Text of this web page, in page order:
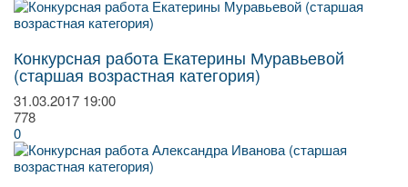
Конкурсная работа Екатерины Муравьевой
(старшая возрастная категория)
31.03.2017 19:00
778
0